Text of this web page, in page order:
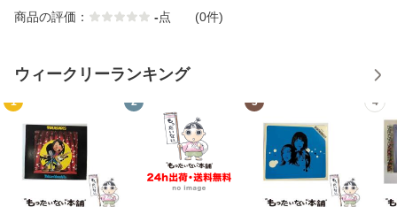
商品の評価： -点 (0件)
ウィークリーランキング
1 2 3 4